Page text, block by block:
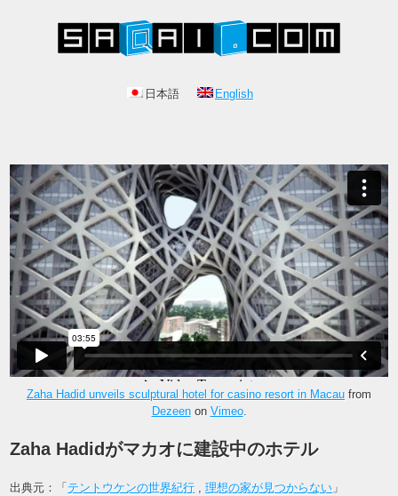
日本語 English
Zaha Hadid unveils sculptural hotel for casino resort in Macau from
Dezeenon Vimeo.
Zaha Hadidがマカオに建設中のホテル
出典元：「テントウケンの世界紀行 ,理想の家が見つからない 」